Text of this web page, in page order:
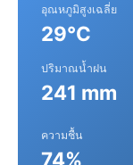
อุณหภูมิสูงเฉลี่ย
29°C
ปริมาณน้ำฝน
241 mm
ความชื้น
74%